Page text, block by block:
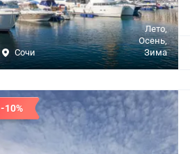
Сочи
Лето,
Осень,
Зима
-10%